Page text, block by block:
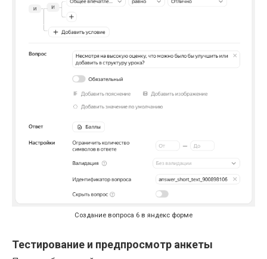
Создание вопроса 6 в яндекс форме
Тестирование и предпросмотр анкеты